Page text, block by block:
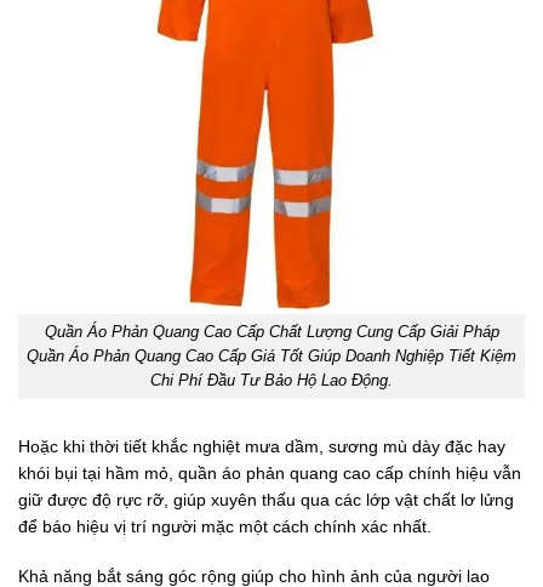
Quần Áo Phản Quang Cao Cấp Chất Lượng Cung Cấp Giải Pháp
Quần Áo Phản Quang Cao Cấp Giá Tốt Giúp Doanh Nghiệp Tiết Kiệm
Chi Phí Đầu Tư Bảo Hộ Lao Động.
Hoặc khi thời tiết khắc nghiệt mưa dầm, sương mù dày đặc hay
khói bụi tại hầm mỏ, quần áo phản quang cao cấp chính hiệu vẫn
giữ được độ rực rỡ, giúp xuyên thấu qua các lớp vật chất lơ lửng
để báo hiệu vị trí người mặc một cách chính xác nhất.
Khả năng bắt sáng góc rộng giúp cho hình ảnh của người lao